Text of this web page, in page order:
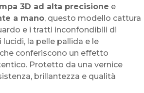
3D ad alta precisione e
a mano, questo modello cattura
e i tratti inconfondibili di
lucidi, la pelle pallida e le
conferiscono un effetto
Protetto da una vernice
brillantezza e qualità